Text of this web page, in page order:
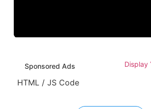
Sponsored Ads Display
HTML / JS Code